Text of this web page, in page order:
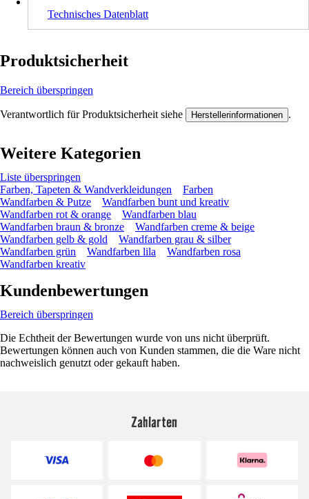
Technisches Datenblatt
Produktsicherheit
Bereich überspringen
Verantwortlich für Produktsicherheit siehe Herstellerinformationen .
Weitere Kategorien
Liste überspringen
Farben, Tapeten & Wandverkleidungen
Farben
Wandfarben & Putze
Wandfarben bunt und kreativ
Wandfarben rot & orange
Wandfarben blau
Wandfarben braun & bronze
Wandfarben creme & beige
Wandfarben gelb & gold
Wandfarben grau & silber
Wandfarben grün
Wandfarben lila
Wandfarben rosa
Wandfarben kreativ
Kundenbewertungen
Bereich überspringen
Die Echtheit der Bewertungen wurde von uns nicht überprüft.
Bewertungen können auch von Kunden stammen, die die Ware nicht
nachweislich genutzt oder gekauft haben.
Zahlarten